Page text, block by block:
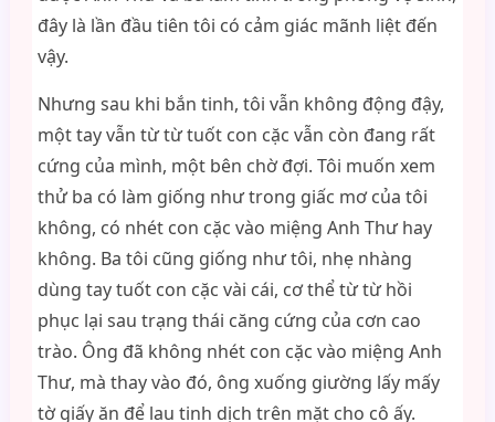
đây là lần đầu tiên tôi có cảm giác mãnh liệt đến
vậy.
Nhưng sau khi bắn tinh, tôi vẫn không động đậy,
một tay vẫn từ từ tuốt con cặc vẫn còn đang rất
cứng của mình, một bên chờ đợi. Tôi muốn xem
thử ba có làm giống như trong giấc mơ của tôi
không, có nhét con cặc vào miệng Anh Thư hay
không. Ba tôi cũng giống như tôi, nhẹ nhàng
dùng tay tuốt con cặc vài cái, cơ thể từ từ hồi
phục lại sau trạng thái căng cứng của cơn cao
trào. Ông đã không nhét con cặc vào miệng Anh
Thư, mà thay vào đó, ông xuống giường lấy mấy
tờ giấy ăn để lau tinh dịch trên mặt cho cô ấy.